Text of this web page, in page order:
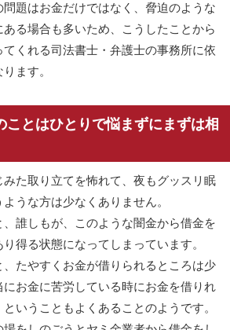
題はお金だけではなく、脅迫のような
る場合も多いため、こうしたことから
てくれる司法書士・弁護士の事務所に依
ます。
ことはひとりで悩まずにまずは相
た取り立てを怖れて、夜もグッスリ眠
うな方は少なくありません。
誰しもが、このような闇金から借金を
得る状態になってしまっています。
たやすくお金が借りられるところは少
お金に苦労している時にお金を借りれ
いうこともよくあることのようです。